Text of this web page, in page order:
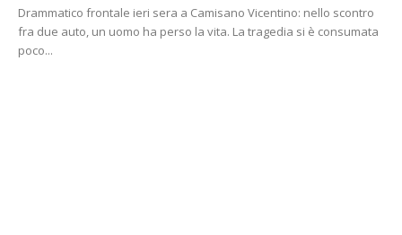
Drammatico frontale ieri sera a Camisano Vicentino: nello scontro
fra due auto, un uomo ha perso la vita. La tragedia si è consumata
poco...